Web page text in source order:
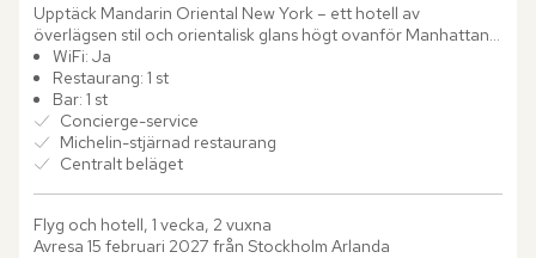
Upptäck Mandarin Oriental New York – ett hotell av
överlägsen stil och orientalisk glans högt ovanför Manhattans
pulserande gator. Här, på Westside vid Columbus Circle,
öppnar sig...
WiFi: Ja
Restaurang: 1 st
Bar: 1 st
Concierge-service
Michelin-stjärnad restaurang
Centralt beläget
Flyg och hotell, 1 vecka, 2 vuxna
Avresa 15 februari 2027 från Stockholm Arlanda